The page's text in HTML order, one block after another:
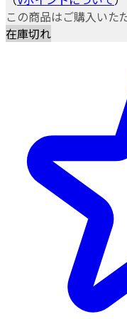
この商品はご購入いた
在庫切れ